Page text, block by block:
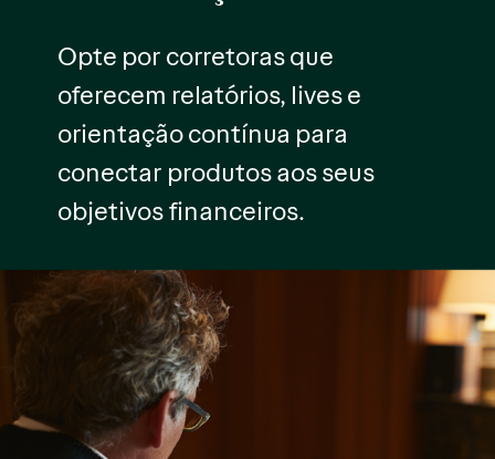
Opte por corretoras que
oferecem relatórios, lives e
orientação contínua para
conectar produtos aos seus
objetivos financeiros.